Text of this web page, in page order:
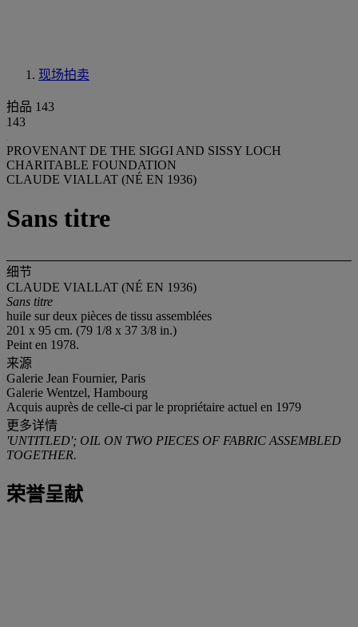
现场拍卖
拍品 143
143
PROVENANT DE THE SIGGI AND SISSY LOCH
CHARITABLE FOUNDATION
CLAUDE VIALLAT (NÉ EN 1936)
Sans titre
细节
CLAUDE VIALLAT (NÉ EN 1936)
Sans titre
huile sur deux pièces de tissu assemblées
201 x 95 cm. (79 1/8 x 37 3/8 in.)
Peint en 1978.
来源
Galerie Jean Fournier, Paris
Galerie Wentzel, Hambourg
Acquis auprès de celle-ci par le propriétaire actuel en 1979
更多详情
'UNTITLED'; OIL ON TWO PIECES OF FABRIC ASSEMBLED
TOGETHER.
荣誉呈献